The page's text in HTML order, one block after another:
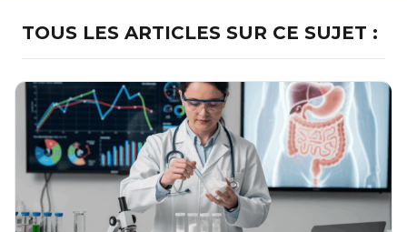
TOUS LES ARTICLES SUR CE SUJET :